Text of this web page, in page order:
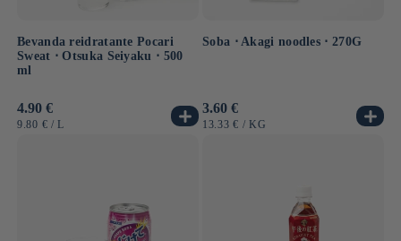
Bevanda reidratante Pocari
Sweat ⋅ Otsuka Seiyaku ⋅ 500
ml
Prezzo
di
4.90 €
PREZZO
9.80 € / PER
L
Soba ⋅ Akagi noodles ⋅ 270G
Prezzo
di
3.60 €
PREZZO
13.33 € / PER
KG